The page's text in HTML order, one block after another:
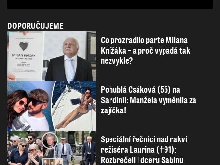
DOPORUČUJEME
Co prozradilo parte Milana
Knížáka – a proč vypadá tak
nezvykle?
Pohublá Csáková (55) na
Sardinii: Manžela vyměnila za
zajíčka!
Speciální řečníci nad rakví
režiséra Laurina (†91):
Rozbrečeli i dceru Sabinu